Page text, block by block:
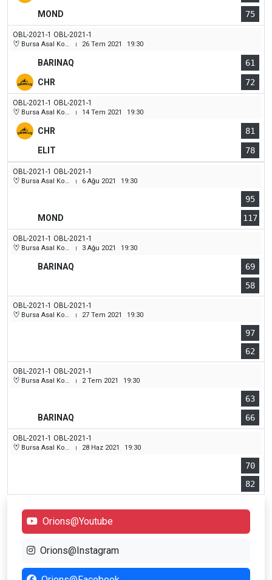
MOND
75
OBL-2021-1 OBL-2021-1
Bursa Asal Koleji Spor Salonu | 26 Tem 2021 19:30
BARINAQ
61
CHR
72
OBL-2021-1 OBL-2021-1
Bursa Asal Koleji Spor Salonu | 14 Tem 2021 19:30
CHR
81
ELIT
78
OBL-2021-1 OBL-2021-1
Bursa Asal Koleji Spor Salonu | 6 Ağu 2021 19:30
95
MOND
117
OBL-2021-1 OBL-2021-1
Bursa Asal Koleji Spor Salonu | 3 Ağu 2021 19:30
BARINAQ
69
58
OBL-2021-1 OBL-2021-1
Bursa Asal Koleji Spor Salonu | 27 Tem 2021 19:30
97
62
OBL-2021-1 OBL-2021-1
Bursa Asal Koleji Spor Salonu | 2 Tem 2021 19:30
63
BARINAQ
66
OBL-2021-1 OBL-2021-1
Bursa Asal Koleji Spor Salonu | 28 Haz 2021 19:30
70
82
Orions@Youtube
Orions@Instagram